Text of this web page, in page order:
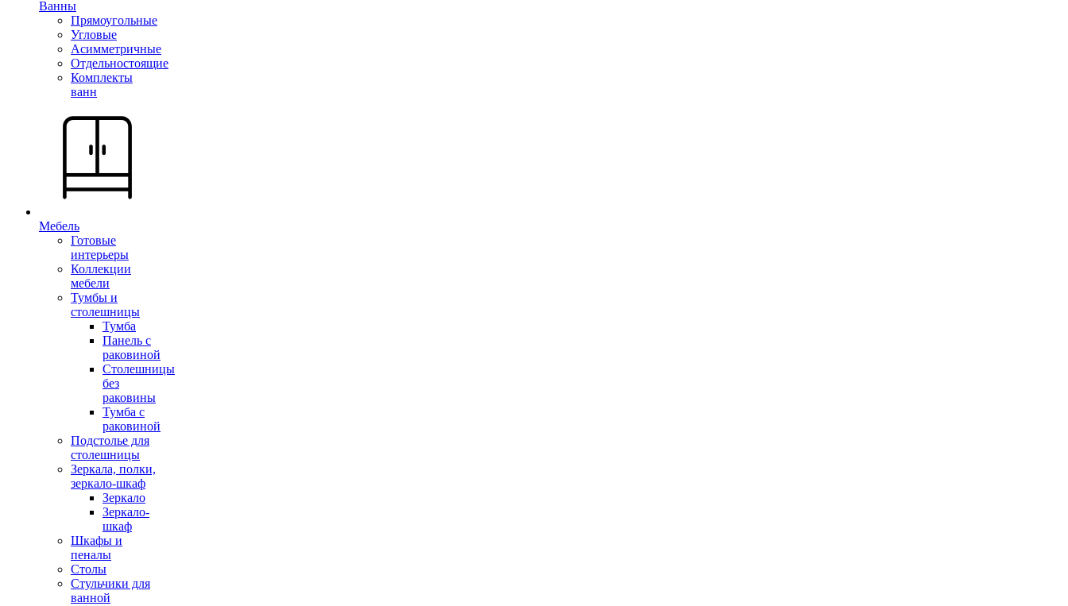
Ванны
Прямоугольные
Угловые
Асимметричные
Отдельностоящие
Комплекты
ванн
Мебель
Готовые
интерьеры
Коллекции
мебели
Тумбы и
столешницы
Тумба
Панель с
раковиной
Столешницы
без
раковины
Тумба с
раковиной
Подстолье для
столешницы
Зеркала, полки,
зеркало-шкаф
Зеркало
Зеркало-
шкаф
Шкафы и
пеналы
Столы
Стульчики для
ванной